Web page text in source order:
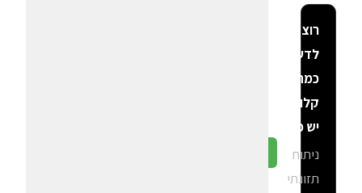
רוצה
לדעת
כמה
קלוריות
יש פה?
ניתוח
תזונתי